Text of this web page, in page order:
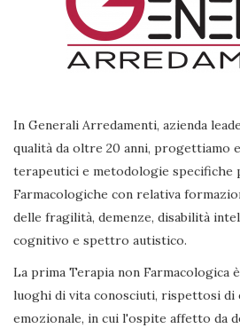
In Generali Arredamenti, azienda
qualità da oltre 20 anni, progettiamo
terapeutici e metodologie specifiche
Farmacologiche con relativa
delle fragilità, demenze, disabilità
cognitivo e spettro autistico.
La prima Terapia non Farmacologica
luoghi di vita conosciuti, rispettosi di
emozionale, in cui l'ospite affetto da